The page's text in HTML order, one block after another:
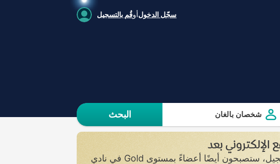
سجّل الدخولأوقُم بالتسجيل
شخصان بالغان البحث
الإلكتروني بعد
سجلوا اهتمامكم واحصلوا على إشعار بمجرد إضافة عقارات جديدة. وعن طريق التسجيل، ستصبحون أيضًا أعضاءً بمستوى Gold في نادي